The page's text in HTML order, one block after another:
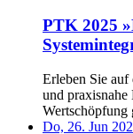
PTK 2025
Erleben Sie
und
Wertschöpfung
Do, 26. Jun